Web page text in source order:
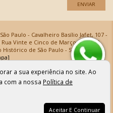
ENVIAR
Paulo - Cavalheiro Basílio Jafet, 107 -
Vinte e Cinco de Março, 576 - SP,
Histórico de São Paulo - SP
| CNPJ: 61.069.639/0001-18
na loja virtual não valem para nossa loja física e
com cartão de crédito sujeitas a análise e
de dados.
a sua experiência no site. Ao
com a nossa Política de
Aceitar E Continuar